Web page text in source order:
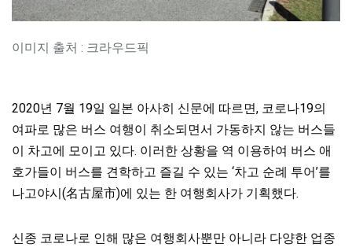
이미지 출처 : 크라우드픽
2020년 7월 19일 일본 아사히 신문에 따르면, 코로나19의
여파로 많은 버스 여행이 취소되면서 가동하지 않는 버스들
이 차고에 모이고 있다. 이러한 상황을 역 이용하여 버스 애
호가들이 버스를 견학하고 즐길 수 있는 ‘차고 순례 투어’를
나고야시(名古屋市)에 있는 한 여행회사가 기획했다.
신종 코로나로 인해 많은 여행회사뿐만 아니라 다양한 업종